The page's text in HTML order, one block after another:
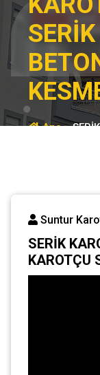
SERİK
Ana
Suntur
SERİK
KAROTÇU